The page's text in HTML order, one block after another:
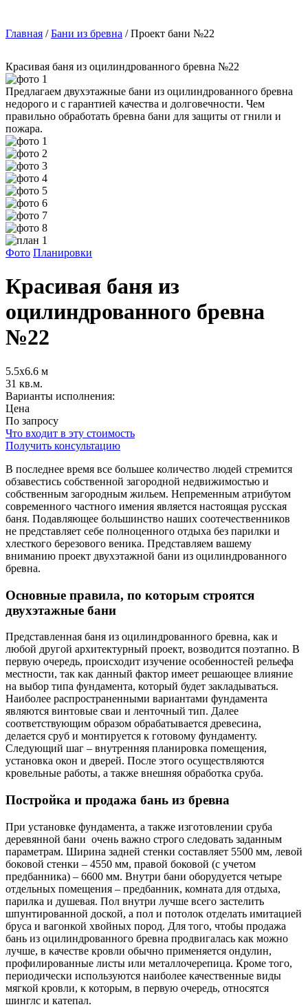
Главная /Бани из бревна /Проект бани №22
Красивая баня из оцилиндрованного бревна №22
Предлагаем двухэтажные бани из оцилиндрованного бревна
недорого и с гарантией качества и долговечности. Чем
правильно обработать бревна бани для защиты от гнили и
пожара.
Фото Планировки
Красивая баня из
оцилиндрованного бревна
№22
5.5х6.6 м
31 кв.м.
Варианты исполнения:
Цена
По запросу
Что входит в эту стоимость
Получить консультацию
В последнее время все большее количество людей стремится
обзавестись собственной загородной недвижимостью и
собственным загородным жильем. Непременным атрибутом
современного частного имения является настоящая русская
баня. Подавляющее большинство наших соотечественников
не представляет себе полноценного отдыха без парилки и
хлесткого березового веника. Представляем вашему
вниманию проект двухэтажной бани из оцилиндрованного
бревна.
Основные правила, по которым строятся
двухэтажные бани
Представленная баня из оцилиндрованного бревна, как и
любой другой архитектурный проект, возводится поэтапно. В
первую очередь, происходит изучение особенностей рельефа
местности, так как данный фактор имеет решающее влияние
на выбор типа фундамента, который будет закладываться.
Наиболее распространенными вариантами фундамента
являются винтовые сваи и ленточный тип. Далее
соответствующим образом обрабатывается древесина,
делается сруб и монтируется к готовому фундаменту.
Следующий шаг – внутренняя планировка помещения,
установка окон и дверей. После этого осуществляются
кровельные работы, а также внешняя обработка сруба.
Постройка и продажа бань из бревна
При установке фундамента, а также изготовлении сруба
деревянной бани очень важно строго следовать заданным
параметрам. Ширина задней стенки составляет 5500 мм, левой
боковой стенки – 4550 мм, правой боковой (с учетом
предбанника) – 6600 мм. Внутри бани оборудуется четыре
отдельных помещения – предбанник, комната для отдыха,
парилка и душевая. Пол внутри лучше всего застелить
шпунтированной доской, а пол и потолок отделать имитацией
бруса и вагонкой хвойных пород. Для того, чтобы продажа
бань из оцилиндрованного бревна продвигалась как можно
лучше, в качестве кровли обычно применяется ондулин,
профилированные листы или металлочерепица. Кроме того,
периодически используются наиболее качественные виды
мягкой кровли, к которым, в первую очередь, относятся
шинглс и катепал.